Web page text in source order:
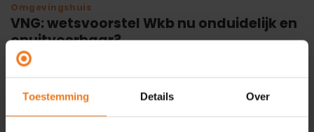
Toestemming Details Over
Omgevingshuis
VNG: wetsvoorstel Wkb nu onduidelijk en
onuitvoerbaar?
mrtIn een brief aan de Tweede Kamer stelt de VNG dat